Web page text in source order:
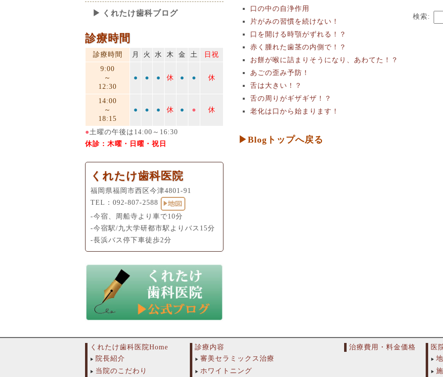
くれたけ歯科ブログ
口の中の自浄作用
片がみの習慣を続けない！
口を開ける時顎がずれる！？
赤く腫れた歯茎の内側で！？
お餅が喉に詰まりそうになり、あわてた！？
あごの歪み予防！
舌は大きい！？
舌の周りがギザギザ！？
老化は口から始まります！
検索:
▶Blogトップへ戻る
診療時間
診療時間 月 火 水 木 金 土
日祝
9:00
～
12:30
● ● ● 休 ● ● 休
14:00
～
18:15
● ● ● 休 ● ● 休
●土曜の午後は14:00～16:30
休診：木曜・日曜・祝日
くれたけ歯科医院
福岡県福岡市西区今津4801-91
TEL： 092-807-2588
-今宿、周船寺より車で10分
-今宿駅/九大学研都市駅よりバス15分
-長浜バス停下車徒歩2分
くれたけ歯科医院Home
院長紹介
当院のこだわり
診療内容
審美セラミックス治療
ホワイトニング
治療費用・料金価格
医